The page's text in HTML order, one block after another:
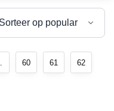
60 61 62